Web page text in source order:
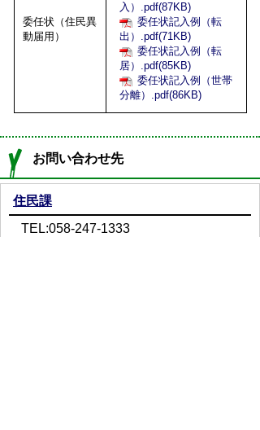
委任状（住民異
動届用）
入）.pdf(87KB)
委任状記入例（転
出）.pdf(71KB)
委任状記入例（転
居）.pdf(85KB)
委任状記入例（世帯
分離）.pdf(86KB)
お問い合わせ先
住民課
TEL:058-247-1333